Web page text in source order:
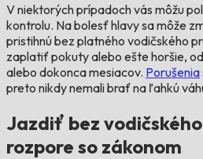
V niektorých prípadoch vás môžu
kontrolu. Na bolesť hlavy sa môže
pristihnú bez platného vodičského
zaplatiť pokuty alebo ešte horšie,
alebo dokonca mesiacov. Porušenia
preto nikdy nemali brať na ľahkú
Jazdiť bez
rozpore so zákonom